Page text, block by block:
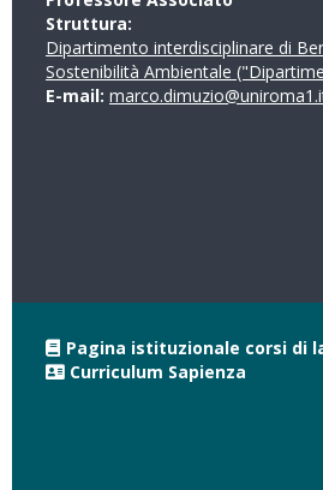
Struttura:
Dipartimento interdisciplinare di
Sostenibilità Ambientale
E-mail:
Pagina istituzionale corsi di
Curriculum Sapienza